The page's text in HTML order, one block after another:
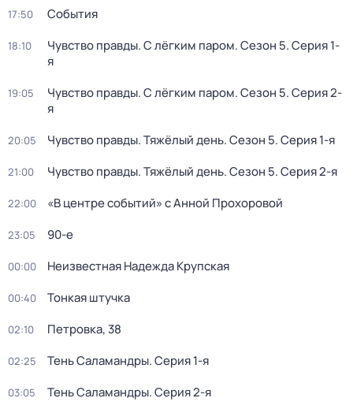
17:50 События
18:10 Чувство правды. С лёгким паром. Сезон 5. Серия 1-
я
19:05 Чувство правды. С лёгким паром. Сезон 5. Серия 2-
я
20:05 Чувство правды. Тяжёлый день. Сезон 5. Серия 1-я
21:00 Чувство правды. Тяжёлый день. Сезон 5. Серия 2-я
22:00 «В центре событий» с Анной Прохоровой
23:05 90-е
00:00 Неизвестная Надежда Крупская
00:40 Тонкая штучка
02:10 Петровка, 38
02:25 Тень Саламандры. Серия 1-я
03:05 Тень Саламандры. Серия 2-я